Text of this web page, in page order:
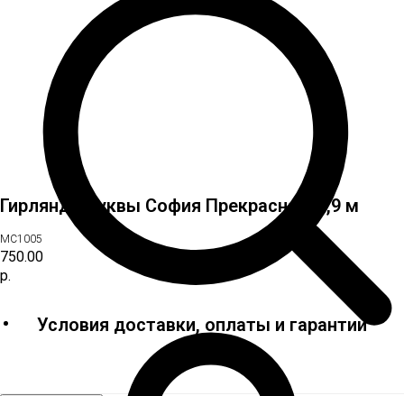
Гирлянда-буквы София Прекрасная, 1,9 м
МС1005
750.00
р.
Условия доставки, оплаты и гарантии